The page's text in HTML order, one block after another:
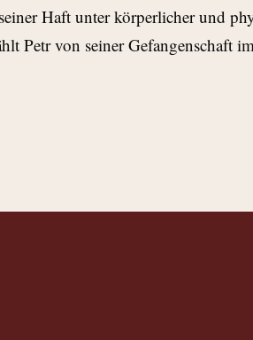
Haft unter körperlicher und
Petr von seiner Gefangenschaft